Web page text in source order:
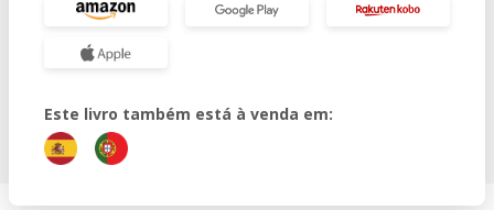
Este livro também está à venda em: